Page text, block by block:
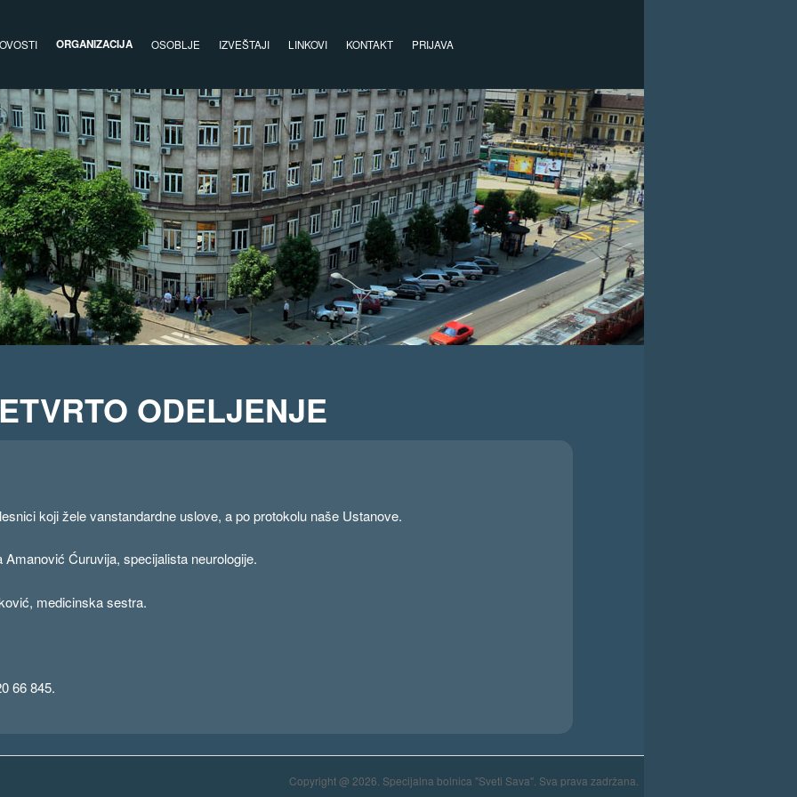
ORGANIZACIJA OSOBLJE IZVEŠTAJI LINKOVI KONTAKT PRIJAVA
ODELJENJE
koji žele vanstandardne uslove, a po protokolu naše Ustanove.
Ćuruvija, specijalista neurologije.
medicinska sestra.
66 845.
Copyright @ 2026. Specijalna bolnica "Sveti Sava". Sva prava zadržana.